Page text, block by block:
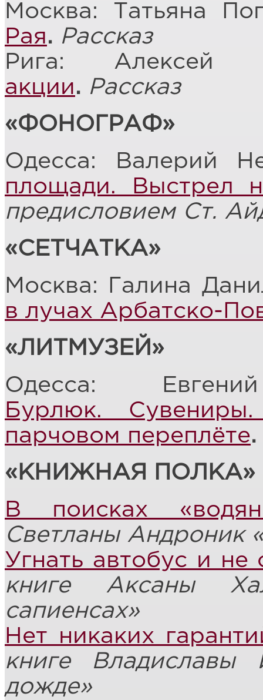
Москва: Татьяна
Рая. Рассказ
Рига:
акции. Рассказ
«ФОНОГРАФ»
Одесса: Валерий
площади. Выстрел
предисловием Ст.
«СЕТЧАТКА»
Москва: Галина
в лучах Арбатско-
«ЛИТМУЗЕЙ»
Одесса:
Бурлюк.
парчовом переплёте.
«КНИЖНАЯ
В поисках
Светланы Андроник
Угнать автобус и не
книге Аксаны
сапиенсах»
Нет никаких
книге Владиславы
дожде»